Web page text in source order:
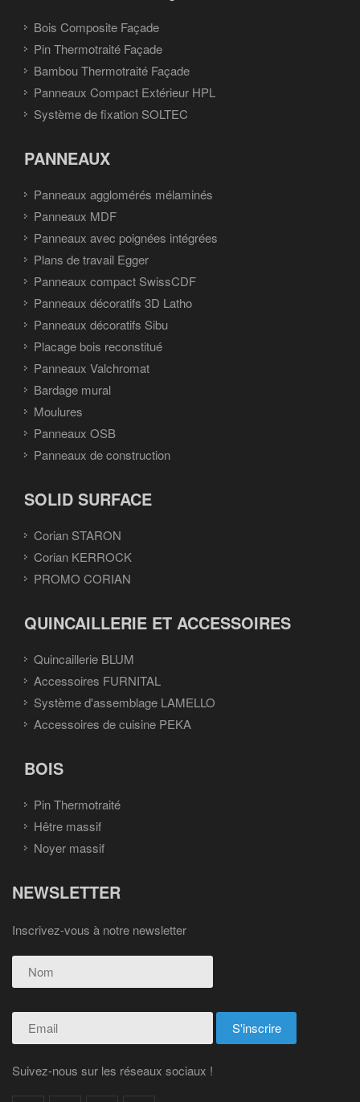
Bois Composite Façade
Pin Thermotraité Façade
Bambou Thermotraité Façade
Panneaux Compact Extérieur HPL
Système de fixation SOLTEC
PANNEAUX
Panneaux agglomérés mélaminés
Panneaux MDF
Panneaux avec poignées intégrées
Plans de travail Egger
Panneaux compact SwissCDF
Panneaux décoratifs 3D Latho
Panneaux décoratifs Sibu
Placage bois reconstitué
Panneaux Valchromat
Bardage mural
Moulures
Panneaux OSB
Panneaux de construction
SOLID SURFACE
Corian STARON
Corian KERROCK
PROMO CORIAN
QUINCAILLERIE ET ACCESSOIRES
Quincaillerie BLUM
Accessoires FURNITAL
Système d'assemblage LAMELLO
Accessoires de cuisine PEKA
BOIS
Pin Thermotraité
Hêtre massif
Noyer massif
NEWSLETTER
Inscrivez-vous à notre newsletter
Suivez-nous sur les réseaux sociaux !